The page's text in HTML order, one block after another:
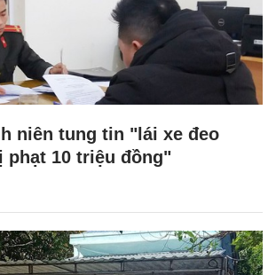
niên tung tin "lái xe đeo
phạt 10 triệu đồng"